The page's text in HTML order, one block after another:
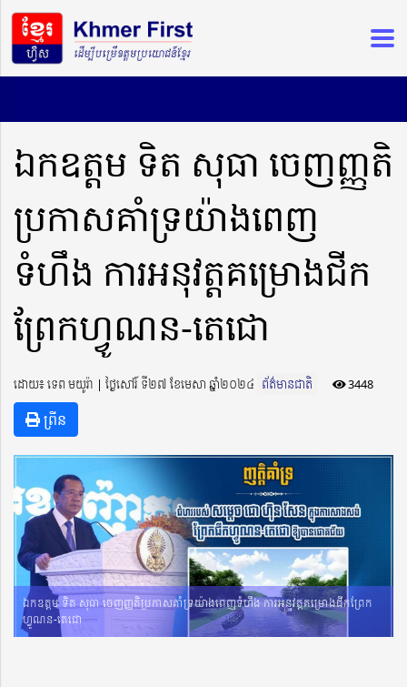
ឯកឧត្តម ទិត សុធា ចេញញ្ញតិ
ប្រកាសគាំទ្រយ៉ាងពេញ
ទំហឹង ការអនុវត្តគម្រោងជីក
ព្រែកហ្វូណន-តេជោ
ដោយ៖ ទេព មយូរ៉ា ​​ | ថ្ងៃសៅរ៍ ទី២៧ ខែមេសា ឆ្នាំ២០២៤ ព័ត៌មានជាតិ 3448
ព្រីន
ឯកឧត្តម ទិត សុធា ចេញញ្ញតិប្រកាសគាំទ្រយ៉ាងពេញទំហឹង ការអនុវត្តគម្រោងជីកព្រែក
ហ្វូណន-តេជោ